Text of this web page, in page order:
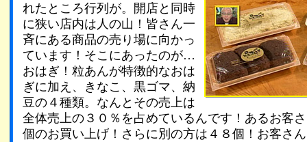
れたところ行列が。開店と同時
に狭い店内は人の山！皆さん一
斉にある商品の売り場に向かっ
ています！そこにあったのが…
おはぎ！粒あんが特徴的なおは
ぎに加え、きなこ、黒ゴマ、納
豆の４種類。なんとその売上は
全体売上の３０％を占めているんです！あるお客
個のお買い上げ！さらに別の方は４８個！お客さ